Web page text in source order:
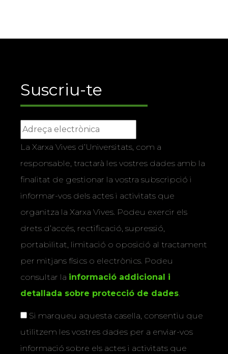
Suscriu-te
La Xarxa Vives d’Universitats, com a
responsable, tractarà les vostres dades amb la
finalitat de gestionar la vostra subscripció i
informar-vos dels actes i activitats que
organitza la Xarxa Vives. Podeu exercir els
drets d’accés, rectificació, supressió,
portabilitat, limitació o oposició al tractament
per mitjans físics o electrònics. Podeu
consultar la informació addicional i
detallada sobre protecció de dades.
Si marqueu aquesta casella, consentiu que
utilitzem les vostres dades per a enviar-vos
informació sobre els actes i activitats que